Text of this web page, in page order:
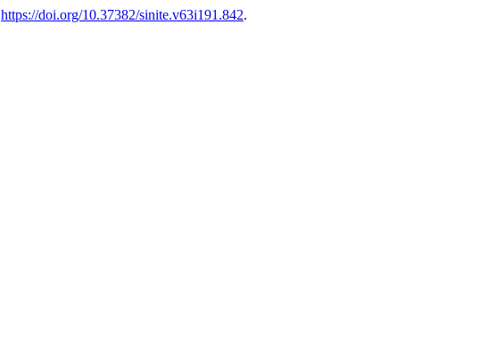
https://doi.org/10.37382/sinite.v63i191.842.